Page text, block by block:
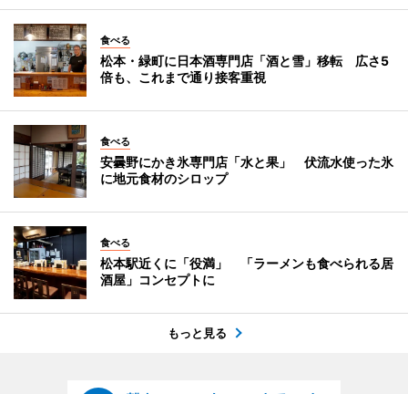
食べる
松本・緑町に日本酒専門店「酒と雪」移転 広さ5
倍も、これまで通り接客重視
食べる
安曇野にかき氷専門店「水と果」 伏流水使った氷
に地元食材のシロップ
食べる
松本駅近くに「役満」 「ラーメンも食べられる居
酒屋」コンセプトに
もっと見る